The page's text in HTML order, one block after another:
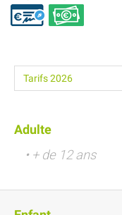
Adulte
• + de 12 ans